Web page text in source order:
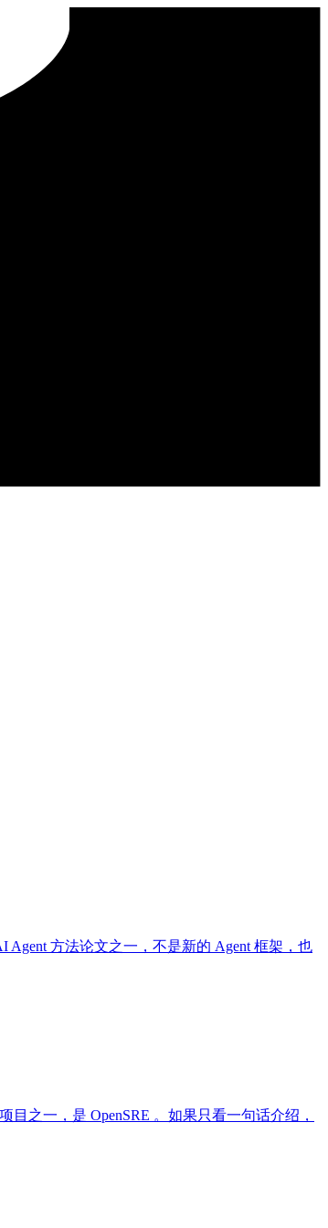
Agent 方法论文之一，不是新的 Agent 框架，也
目之一，是 OpenSRE 。如果只看一句话介绍，